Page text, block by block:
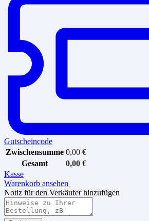
Gutscheincode
Zwischensumme 0,00 €
Gesamt
0,00 €
Kasse
Warenkorb ansehen
Notiz für den Verkäufer hinzufügen